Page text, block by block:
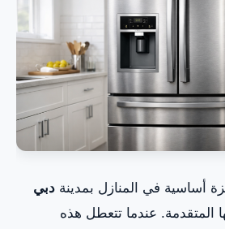
بوش انفرتر و نو فروست دبي
بوش المعتمد في دبي: الجودة
أساسية في المنازل بمدينة دبي
المتقدمة. عندما تتعطل هذه